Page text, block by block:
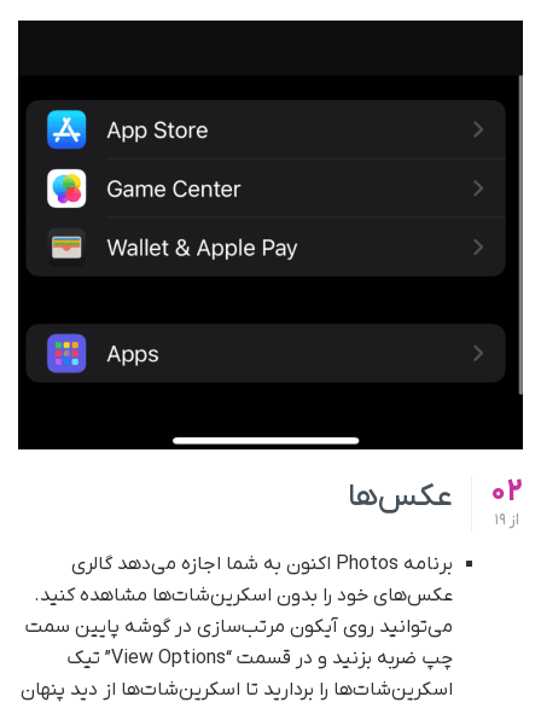
02
از
عکس‌ها
برنامه Photos اکنون به شما اجازه می‌دهد گالری
عکس‌های خود را بدون اسکرین‌شات‌ها مشاهده کنید.
می‌توانید روی آیکون مرتب‌سازی در گوشه پایین سمت
چپ ضربه بزنید و در قسمت “View Options” تیک
اسکرین‌شات‌ها را بردارید تا اسکرین‌شات‌ها از دید پنهان